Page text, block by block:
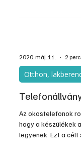
felhasználók is
2020. máj. 11. 2
Otthon,
Az okostelefonok